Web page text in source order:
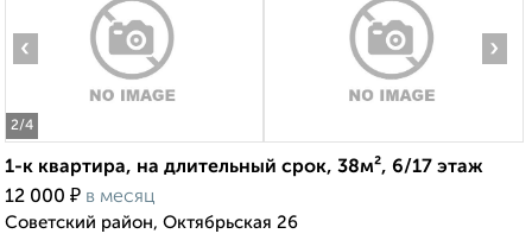
2/4
‹ ›
1-к квартира, на длительный срок, 38м², 6/17 этаж
12 000 ₽ в месяц
Советский район, Октябрьская 26